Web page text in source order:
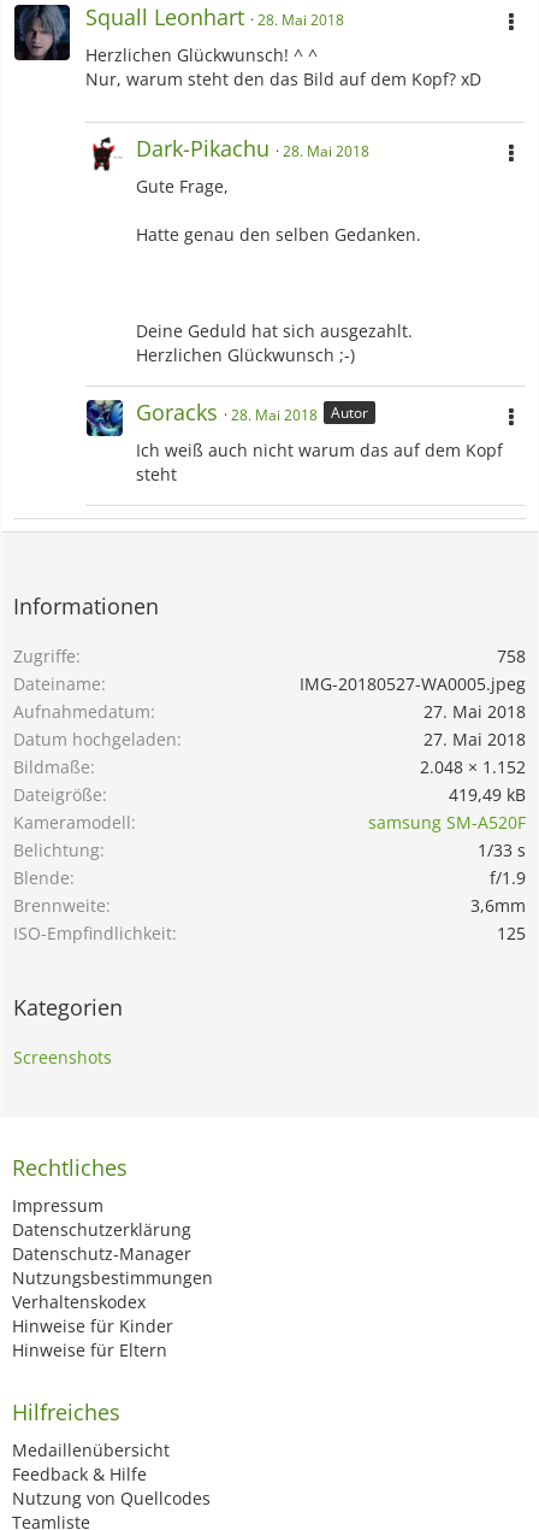
Squall Leonhart 28. Mai 2018
Herzlichen Glückwunsch! ^ ^
Nur, warum steht den das Bild auf dem Kopf? xD
Dark-Pikachu 28. Mai 2018
Gute Frage,
Hatte genau den selben Gedanken.
Deine Geduld hat sich ausgezahlt.
Herzlichen Glückwunsch ;-)
Goracks 28. Mai 2018 Autor
Ich weiß auch nicht warum das auf dem Kopf
steht
Informationen
Zugriffe
758
Dateiname
IMG-20180527-WA0005.jpeg
Aufnahmedatum
27. Mai 2018
Datum hochgeladen
27. Mai 2018
Bildmaße
2.048 × 1.152
Dateigröße
419,49 kB
Kameramodell
samsung SM-A520F
Belichtung
1/33 s
Blende
f/1.9
Brennweite
3,6mm
ISO-Empfindlichkeit
125
Kategorien
Screenshots
Rechtliches
Impressum
Datenschutzerklärung
Datenschutz-Manager
Nutzungsbestimmungen
Verhaltenskodex
Hinweise für Kinder
Hinweise für Eltern
Hilfreiches
Medaillenübersicht
Feedback & Hilfe
Nutzung von Quellcodes
Teamliste